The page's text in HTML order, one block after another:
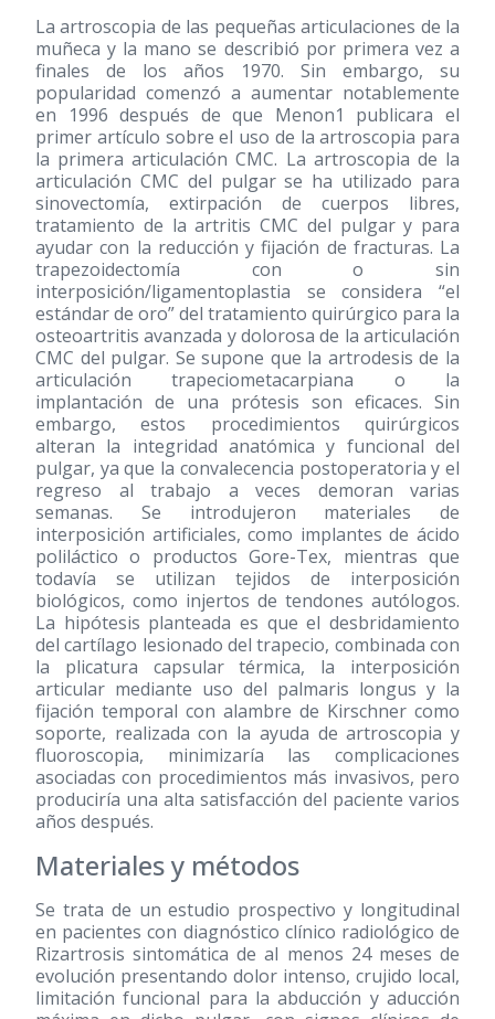
La artroscopia de las pequeñas articulaciones de la
muñeca y la mano se describió por primera vez a
finales de los años 1970. Sin embargo, su
popularidad comenzó a aumentar notablemente
en 1996 después de que Menon1 publicara el
primer artículo sobre el uso de la artroscopia para
la primera articulación CMC. La artroscopia de la
articulación CMC del pulgar se ha utilizado para
sinovectomía, extirpación de cuerpos libres,
tratamiento de la artritis CMC del pulgar y para
ayudar con la reducción y fijación de fracturas. La
trapezoidectomía con o sin
interposición/ligamentoplastia se considera “el
estándar de oro” del tratamiento quirúrgico para la
osteoartritis avanzada y dolorosa de la articulación
CMC del pulgar. Se supone que la artrodesis de la
articulación trapeciometacarpiana o la
implantación de una prótesis son eficaces. Sin
embargo, estos procedimientos quirúrgicos
alteran la integridad anatómica y funcional del
pulgar, ya que la convalecencia postoperatoria y el
regreso al trabajo a veces demoran varias
semanas. Se introdujeron materiales de
interposición artificiales, como implantes de ácido
poliláctico o productos Gore-Tex, mientras que
todavía se utilizan tejidos de interposición
biológicos, como injertos de tendones autólogos.
La hipótesis planteada es que el desbridamiento
del cartílago lesionado del trapecio, combinada con
la plicatura capsular térmica, la interposición
articular mediante uso del palmaris longus y la
fijación temporal con alambre de Kirschner como
soporte, realizada con la ayuda de artroscopia y
fluoroscopia, minimizaría las complicaciones
asociadas con procedimientos más invasivos, pero
produciría una alta satisfacción del paciente varios
años después.
Materiales y métodos
Se trata de un estudio prospectivo y longitudinal
en pacientes con diagnóstico clínico radiológico de
Rizartrosis sintomática de al menos 24 meses de
evolución presentando dolor intenso, crujido local,
limitación funcional para la abducción y aducción